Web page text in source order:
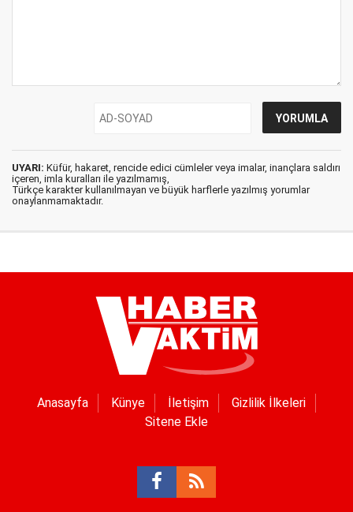
UYARI: Küfür, hakaret, rencide edici cümleler veya imalar, inançlara saldırı
içeren, imla kuralları ile yazılmamış,
Türkçe karakter kullanılmayan ve büyük harflerle yazılmış yorumlar
onaylanmamaktadır.
Anasayfa Künye İletişim
Gizlilik İlkeleri
Sitene Ekle